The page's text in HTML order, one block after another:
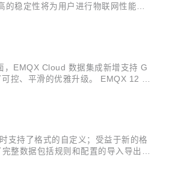
稳定性将为用户进行物联网性能测
EMQX Cloud 数据集成新增支持 G
控、平滑的优雅升级。 EMQX 12 月
支持了格式的自定义；受益于新的格
整数据包括规则和配置的导入导出功